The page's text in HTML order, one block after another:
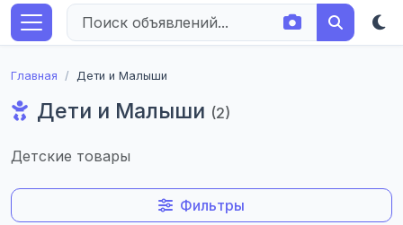
Главная Дети и Малыши
Дети и Малыши (2)
Детские товары
Фильтры